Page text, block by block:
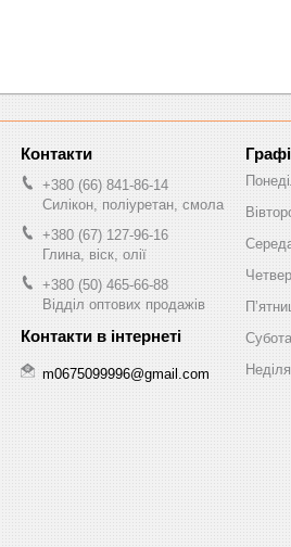
+380 (66) 841-86-14
Силікон, поліуретан, смола
+380 (67) 127-96-16
Глина, віск, олії
+380 (50) 465-66-88
Відділ оптових продажів
m0675099996@gmail.com
Четвер
Субота
Неділя